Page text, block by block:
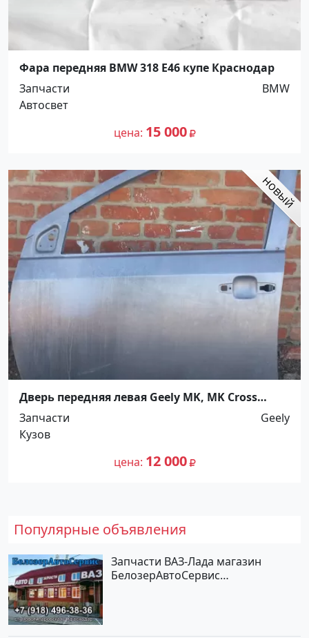
Фара передняя BMW 318 E46 купе Краснодар
Запчасти
BMW
Автосвет
цена 15 000
Дверь передняя левая Geely MK, MK Cross
10120011000103 Краснодар
Запчасти
Geely
Кузов
цена 12 000
Популярные объявления
Запчасти ВАЗ-Лада магазин
БелозерАвтоСервис